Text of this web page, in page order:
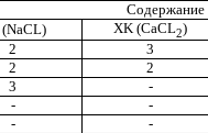
Содержание
(NaCL) XK (CaCL2)
2
3
2
2
3
-
-
-
-
-